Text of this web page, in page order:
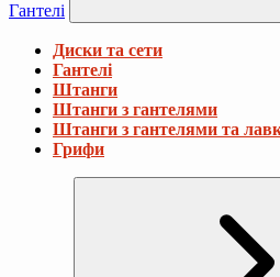
Гантелі
Диски та сети
Гантелі
Штанги
Штанги з гантелями
Штанги з гантелями та
Грифи